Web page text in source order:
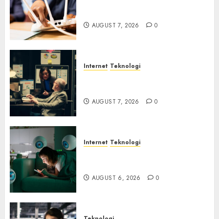
AUGUST 7, 2026 0
Internet Teknologi
AUGUST 7, 2026 0
Internet Teknologi
AUGUST 6, 2026 0